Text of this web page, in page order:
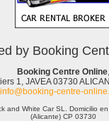
by Booking
Booking Centre Online,
1, JAVEA 03730
info@booking-centre-
and White Car SL. Domicilio
(Alicante) CP 03730